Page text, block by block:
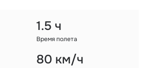
1.5 ч
Время полета
80 км/ч